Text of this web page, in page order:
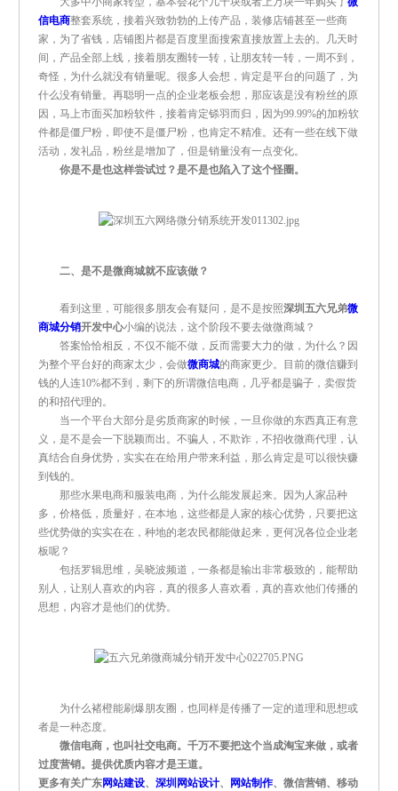
信电商整套系统，接着兴致勃勃的上传产品，装修店铺甚至一些商
家，为了省钱，店铺图片都是百度里面搜索直接放置上去的。几天时
间，产品全部上线，接着朋友圈转一转，让朋友转一转，一周不到，
奇怪，为什么就没有销量呢。很多人会想，肯定是平台的问题了，为
什么没有销量。再聪明一点的企业老板会想，那应该是没有粉丝的原
因，马上市面买加粉软件，接着肯定铩羽而归，因为99.99%的加粉软
件都是僵尸粉，即使不是僵尸粉，也肯定不精准。还有一些在线下做
活动，发礼品，粉丝是增加了，但是销量没有一点变化。
你是不是也这样尝试过？是不是也陷入了这个怪圈。
二、是不是微商城就不应该做？
看到这里，可能很多朋友会有疑问，是不是按照深圳五六兄弟微
商城分销开发中心小编的说法，这个阶段不要去做微商城？
答案恰恰相反，不仅不能不做，反而需要大力的做，为什么？因
为整个平台好的商家太少，会做微商城的商家更少。目前的微信赚到
钱的人连10%都不到，剩下的所谓微信电商，几乎都是骗子，卖假货
的和招代理的。
当一个平台大部分是劣质商家的时候，一旦你做的东西真正有意
义，是不是会一下脱颖而出。不骗人，不欺诈，不招收微商代理，认
真结合自身优势，实实在在给用户带来利益，那么肯定是可以很快赚
到钱的。
那些水果电商和服装电商，为什么能发展起来。因为人家品种
多，价格低，质量好，在本地，这些都是人家的核心优势，只要把这
些优势做的实实在在，种地的老农民都能做起来，更何况各位企业老
板呢？
包括罗辑思维，吴晓波频道，一条都是输出非常极致的，能帮助
别人，让别人喜欢的内容，真的很多人喜欢看，真的喜欢他们传播的
思想，内容才是他们的优势。
为什么褚橙能刷爆朋友圈，也同样是传播了一定的道理和思想或
者是一种态度。
微信电商，也叫社交电商。千万不要把这个当成淘宝来做，或者
过度营销。提供优质内容才是王道。
更多有关广东网站建设、 深圳网站设计、 网站制作、微信营销、移动